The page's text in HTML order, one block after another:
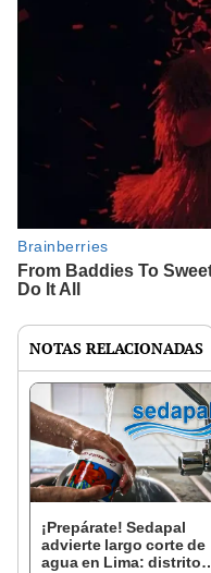
NOTAS RELACIONADAS
¡Prepárate! Sedapal
advierte largo corte de
agua en Lima: distritos